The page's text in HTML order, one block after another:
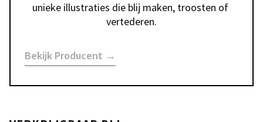
unieke illustraties die blij maken, troosten of
vertederen.
Bekijk Producent →